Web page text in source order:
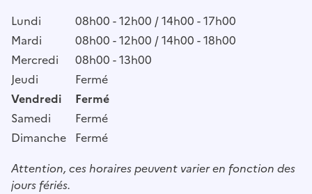
Lundi
08h00 - 12h00 / 14h00 - 17h00
Mardi
08h00 - 12h00 / 14h00 - 18h00
Mercredi
08h00 - 13h00
Jeudi
Fermé
Vendredi
Fermé
Samedi
Fermé
Dimanche Fermé
Attention, ces horaires peuvent varier en fonction des
jours fériés.